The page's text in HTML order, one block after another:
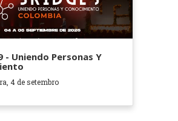
- Uniendo Personas Y
4 de setembro